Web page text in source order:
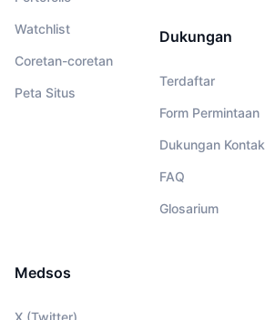
Watchlist
Coretan-coretan
Peta Situs
Dukungan
Terdaftar
Form Permintaan
Dukungan Kontak
FAQ
Glosarium
Medsos
X (Twitter)